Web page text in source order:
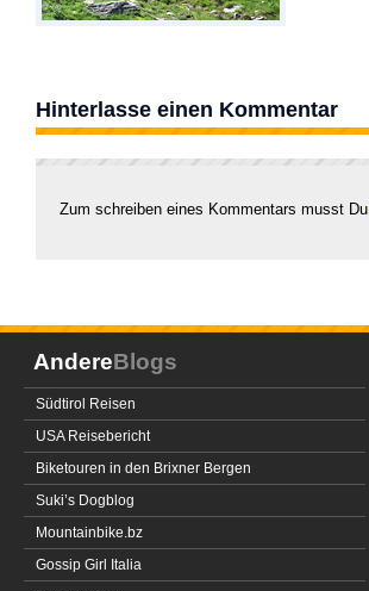
Hinterlasse einen Kommentar
Zum schreiben eines Kommentars musst Du
AndereBlogs
Südtirol Reisen
USA Reisebericht
Biketouren in den Brixner Bergen
Suki’s Dogblog
Mountainbike.bz
Gossip Girl Italia